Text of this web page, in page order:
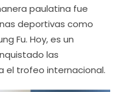
paulatina fue
deportivas como
Fu. Hoy, es un
las
el trofeo internacional.